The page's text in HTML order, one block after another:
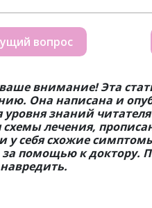
вопрос
внимание! Эта
Она написана и
знаний
лечения,
у себя схожие
за помощью к доктору.